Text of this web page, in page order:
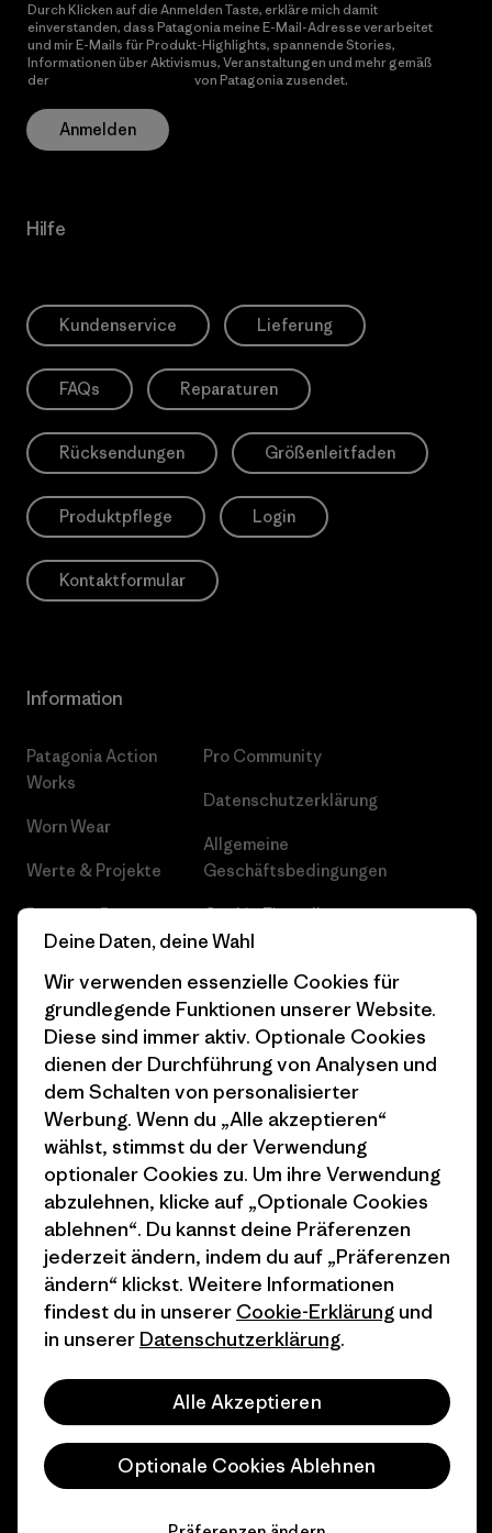
Durch Klicken auf die Anmelden Taste, erkläre mich damit
einverstanden, dass Patagonia meine E-Mail-Adresse verarbeitet
und mir E-Mails für Produkt-Highlights, spannende Stories,
Informationen über Aktivismus, Veranstaltungen und mehr gemäß
der
von Patagonia zusendet.
Anmelden
Hilfe
Kundenservice Lieferung
FAQs Reparaturen
Rücksendungen Größenleitfaden
Produktpflege Login
Kontaktformular
Information
Patagonia Action
Works
Worn Wear
Werte & Projekte
Progress Report
Business Unusual
Klimaziele
1% For The Planet
Wie wir finanzieren
Geschenkgutscheine
Stores in deiner Nähe
Pro Community
Datenschutzerklärung
Allgemeine
Geschäftsbedingungen
Cookie Einstellungen
Pressekontakt
Industry program
Affiliate-Programm
Patagonia Schweiz
Seitenverzeichnis
© 2026 Patagonia, Inc. All Rights Reserved.
Deutsch
Deine Daten, deine Wahl
Wir verwenden essenzielle Cookies für
grundlegende Funktionen unserer Website.
Diese sind immer aktiv. Optionale Cookies
dienen der Durchführung von Analysen und
dem Schalten von personalisierter
Werbung. Wenn du „Alle akzeptieren“
wählst, stimmst du der Verwendung
optionaler Cookies zu. Um ihre Verwendung
abzulehnen, klicke auf „Optionale Cookies
ablehnen“. Du kannst deine Präferenzen
jederzeit ändern, indem du auf „Präferenzen
ändern“ klickst. Weitere Informationen
findest du in unserer Cookie-Erklärung und
in unserer Datenschutzerklärung.
Alle Akzeptieren
Optionale Cookies Ablehnen